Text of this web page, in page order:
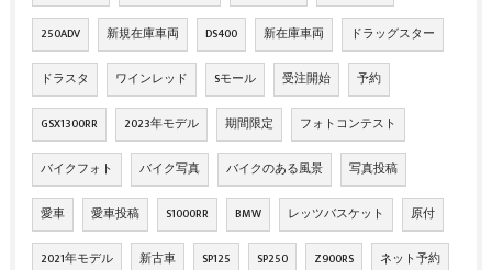
250ADV 新規在庫車両 DS400 新在庫車両 ドラッグスター
ドラスタ ワインレッド Sモール 受注開始 予約
GSX1300RR 2023年モデル 期間限定 フォトコンテスト
バイクフォト バイク写真 バイクのある風景 写真投稿
愛車 愛車投稿 S1000RR BMW レッツバスケット 原付
2021年モデル 新古車 SP125 SP250 Z900RS ネット予約